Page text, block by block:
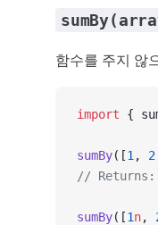
함수를 주지 않
import {
sumBy([1 , 2
// Returns:
sumBy([1n,